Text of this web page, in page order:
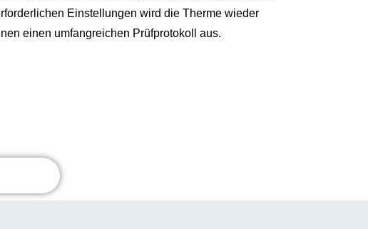
Einstellungen wird die Therme wieder
einen umfangreichen Prüfprotokoll aus.